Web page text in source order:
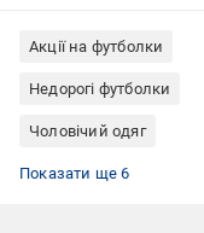
Акції на футболки
Недорогі футболки
Чоловічий одяг
Одяг, взуття, аксесуари
Футболки жіночі
Футболки з бавовни
Футболки розмір М
Базові футболки
Базові жіночі футболки
Показати ще 6